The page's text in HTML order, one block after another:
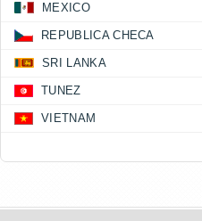
MEXICO
REPUBLICA CHECA
SRI LANKA
TUNEZ
VIETNAM